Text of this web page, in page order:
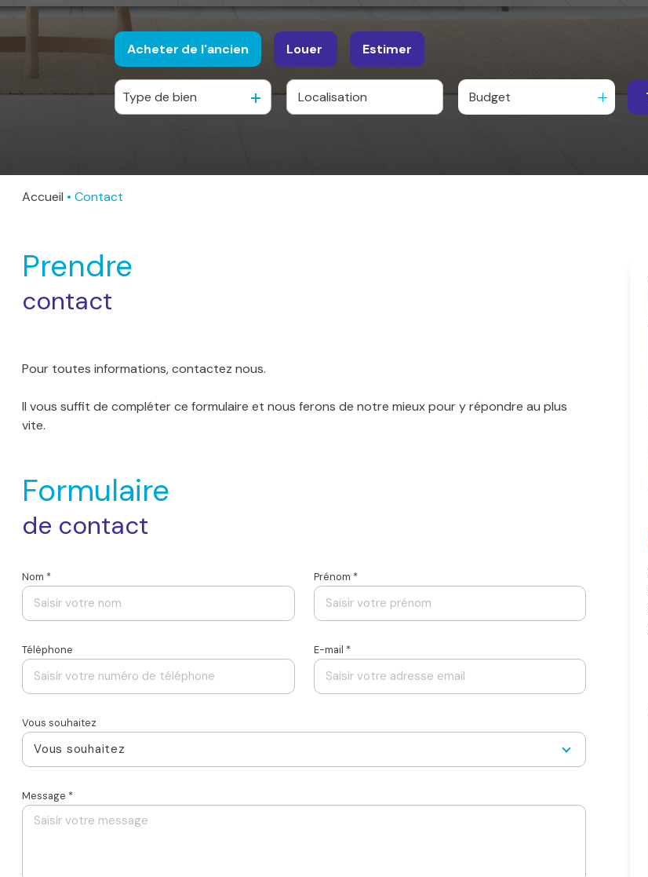
Acheter de l'ancien
De l'ancien
Louer
à l'année
Estimer
Type de bien Budget
Accueil Contact
Prendre
contact
Pour toutes informations, contactez nous.
Il vous suffit de compléter ce formulaire et nous ferons de notre mieux pour y répondre au plus
vite.
Formulaire
de contact
Nom * Prénom *
Téléphone E-mail *
Vous souhaitez
Vous souhaitez
Message *